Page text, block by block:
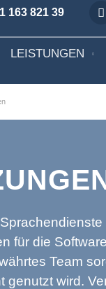
163 821 39
LEISTUNGEN
für die
Team
genutzt wird.